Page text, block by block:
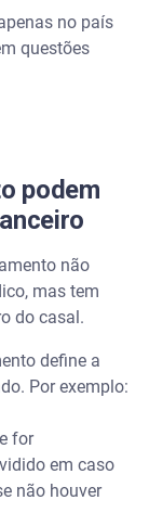
no país
questões
podem
não
mas tem
do casal.
define a
Por exemplo:
for
em caso
não houver